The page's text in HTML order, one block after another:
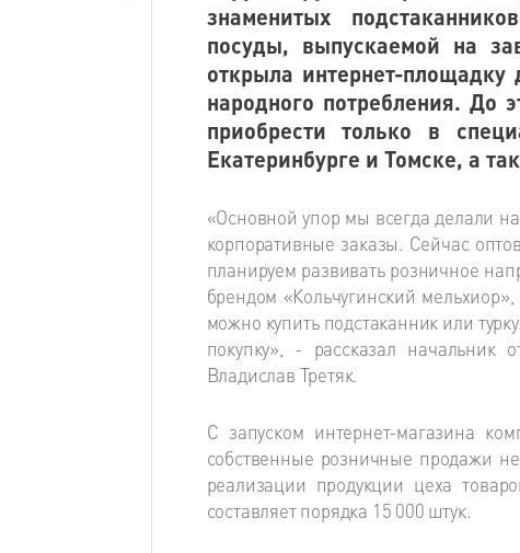
знаменитых
посуды, выпускаемой на
открыла интернет-
народного потребления. До
приобрести только в
Екатеринбурге и Томске, а
«Основной упор мы всегда делали
корпоративные заказы. Сейчас
планируем развивать розничное
брендом «Кольчугинский
можно купить подстаканник или
покупку», - рассказал начальник
Владислав Третяк.
С запуском интернет-магазина
собственные розничные продажи
реализации продукции цеха
составляет порядка 15 000 штук.